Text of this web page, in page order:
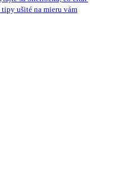
ušité na mieru vám